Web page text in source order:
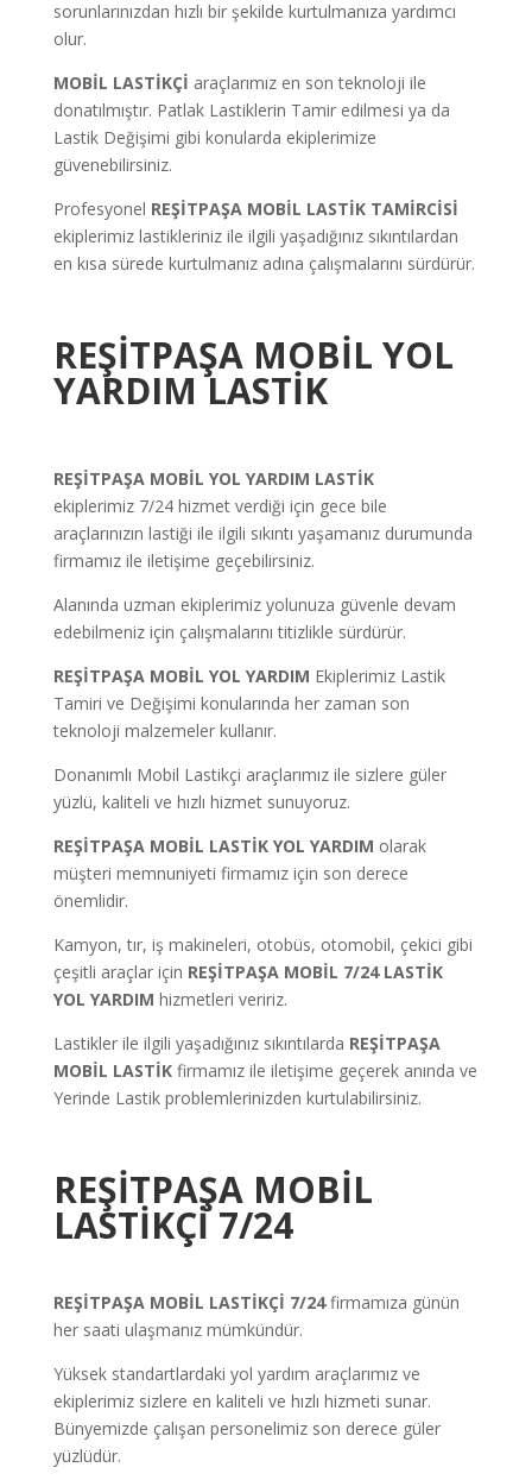
sorunlarınızdan hızlı bir şekilde kurtulmanıza yardımcı
olur.
MOBİL LASTİKÇİ araçlarımız en son teknoloji ile
donatılmıştır. Patlak Lastiklerin Tamir edilmesi ya da
Lastik Değişimi gibi konularda ekiplerimize
güvenebilirsiniz.
Profesyonel REŞİTPAŞA MOBİL LASTİK TAMİRCİSİ
ekiplerimiz lastikleriniz ile ilgili yaşadığınız sıkıntılardan
en kısa sürede kurtulmanız adına çalışmalarını sürdürür.
REŞİTPAŞA MOBİL YOL
YARDIM LASTİK
REŞİTPAŞA MOBİL YOL YARDIM LASTİK
ekiplerimiz 7/24 hizmet verdiği için gece bile
araçlarınızın lastiği ile ilgili sıkıntı yaşamanız durumunda
firmamız ile iletişime geçebilirsiniz.
Alanında uzman ekiplerimiz yolunuza güvenle devam
edebilmeniz için çalışmalarını titizlikle sürdürür.
REŞİTPAŞA MOBİL YOL YARDIM Ekiplerimiz Lastik
Tamiri ve Değişimi konularında her zaman son
teknoloji malzemeler kullanır.
Donanımlı Mobil Lastikçi araçlarımız ile sizlere güler
yüzlü, kaliteli ve hızlı hizmet sunuyoruz.
REŞİTPAŞA MOBİL LASTİK YOL YARDIM olarak
müşteri memnuniyeti firmamız için son derece
önemlidir.
Kamyon, tır, iş makineleri, otobüs, otomobil, çekici gibi
çeşitli araçlar için REŞİTPAŞA MOBİL 7/24 LASTİK
YOL YARDIM hizmetleri veririz.
Lastikler ile ilgili yaşadığınız sıkıntılarda REŞİTPAŞA
MOBİL LASTİK firmamız ile iletişime geçerek anında ve
Yerinde Lastik problemlerinizden kurtulabilirsiniz.
REŞİTPAŞA MOBİL
LASTİKÇİ 7/24
REŞİTPAŞA MOBİL LASTİKÇİ 7/24 firmamıza günün
her saati ulaşmanız mümkündür.
Yüksek standartlardaki yol yardım araçlarımız ve
ekiplerimiz sizlere en kaliteli ve hızlı hizmeti sunar.
Bünyemizde çalışan personelimiz son derece güler
yüzlüdür.